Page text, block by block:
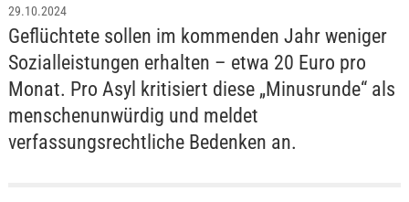
29.10.2024
Geflüchtete sollen im kommenden Jahr weniger
Sozialleistungen erhalten – etwa 20 Euro pro
Monat. Pro Asyl kritisiert diese „Minusrunde“ als
menschenunwürdig und meldet
verfassungsrechtliche Bedenken an.